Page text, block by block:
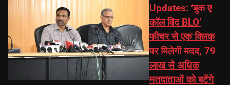
Updates: ‘बुक ए
कॉल विद BLO’
फीचर से एक क्लिक
पर मिलेगी मदद, 79
लाख से अधिक
मतदाताओं को बटेंगे